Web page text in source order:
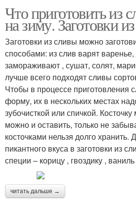
Рецепты на зиму
Ингредиенты в
рецептах
Рецепты из слив
Простые рецепты
Что приготовить из
на зиму. Заготовки
Заготовки из сливы можно
способами: из слив варят
замораживают , сушат, солят,
лучше всего подходят сливы
Чтобы в процессе приготовления
форму, их в нескольких местах
зубочисткой или спичкой.
можно и оставить, только не
косточками нельзя долго хранить.
пикантного вкуса в заготовки из
специи – корицу , гвоздику ,
читать дальше →